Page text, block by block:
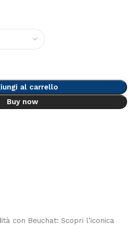
al carrello
Buy now
con Beuchat: Scopri l’iconica